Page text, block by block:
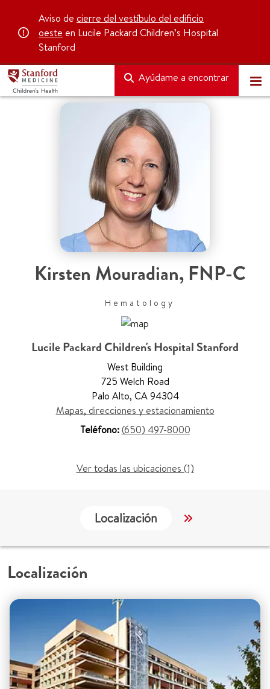
Aviso de cierre del vestíbulo del edificio
oeste en Lucile Packard Children’s Hospital
Stanford
Ayúdame a encontrar
Kirsten Mouradian, FNP-C
Hematology
Lucile Packard Children's Hospital Stanford
West Building
725 Welch Road
Palo Alto, CA 94304
Mapas, direcciones y estacionamiento
Teléfono:(650) 497-8000
Ver todas las ubicaciones (1)
Localización Trabajo y
Localización